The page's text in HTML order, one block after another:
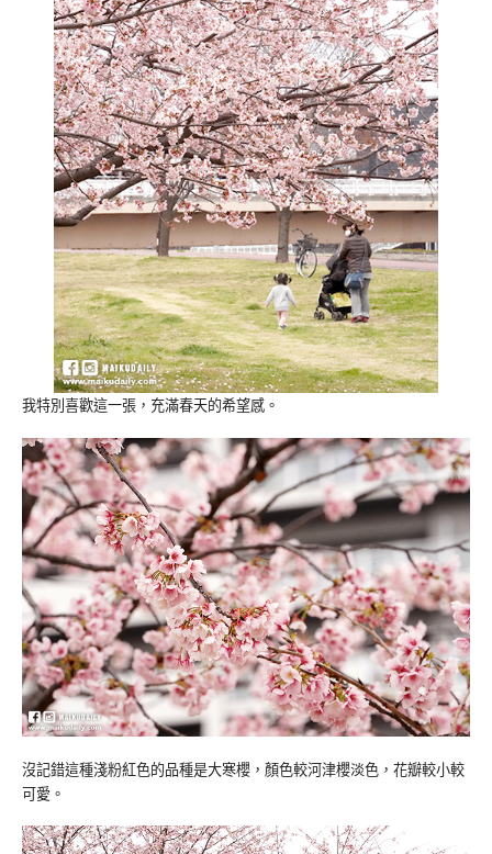
我特別喜歡這一張，充滿春天的希望感。
沒記錯這種淺粉紅色的品種是大寒櫻，顏色較河津櫻淡色，花瓣較小較
可愛。